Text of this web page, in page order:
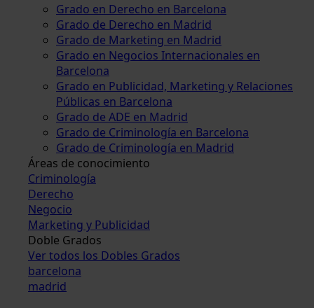
Grado en Derecho en Barcelona
Grado de Derecho en Madrid
Grado de Marketing en Madrid
Grado en Negocios Internacionales en
Barcelona
Grado en Publicidad, Marketing y Relaciones
Públicas en Barcelona
Grado de ADE en Madrid
Grado de Criminología en Barcelona
Grado de Criminología en Madrid
Áreas de conocimiento
Criminología
Derecho
Negocio
Marketing y Publicidad
Doble Grados
Ver todos los Dobles Grados
barcelona
madrid